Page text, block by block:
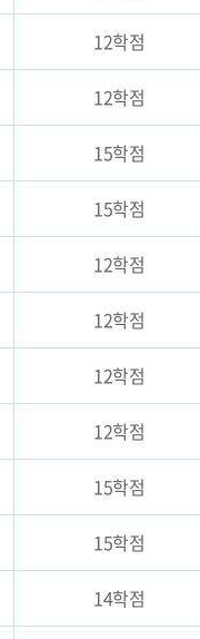
12학점
12학점
15학점
15학점
12학점
12학점
12학점
12학점
15학점
15학점
14학점